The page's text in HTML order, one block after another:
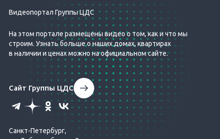
Видеопортал Группы ЦДС
На этом портале размещены видео о том, как и что мы
строим. Узнать больше о наших домах, квартирах
в наличии и ценах можно на официальном сайте.
Сайт Группы ЦДС
Санкт-Петербург,